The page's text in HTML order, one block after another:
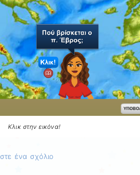
Κλικ στην εικόνα!
ένα σχόλιο